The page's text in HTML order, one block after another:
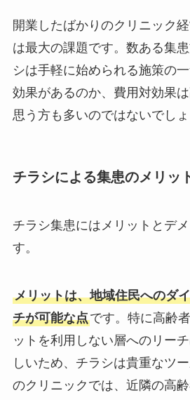
開業したばかりのクリニック
は最大の課題です。数ある集
シは手軽に始められる施策の
効果があるのか、費用対効果
思う方も多いのではないでしょ
チラシによる集患のメリッ
チラシ集患にはメリットとデ
す。
メリットは、地域住民へのダ
チが可能な点です。特に高齢
ットを利用しない層へのリー
しいため、チラシは貴重なツ
のクリニックでは、近隣の高